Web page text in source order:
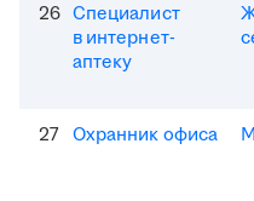
26 Специалист
в интернет-
аптеку
27 Охранник офиса